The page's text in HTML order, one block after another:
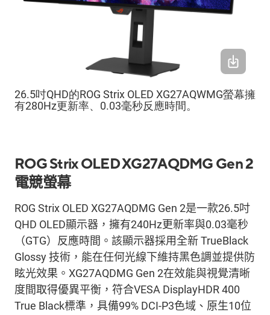
26.5吋QHD的ROG Strix OLED XG27AQWMG螢幕擁
有280Hz更新率、0.03毫秒反應時間。
ROGStrixOLED XG27AQDMG Gen 2
電競螢幕
ROG Strix OLED XG27AQDMG Gen 2是一款26.5吋
QHD OLED顯示器，擁有240Hz更新率與0.03毫秒
（GTG）反應時間。該顯示器採用全新TrueBlack
Glossy技術， 能在任何光線下維持黑色調並提供防
眩光效果。 XG27AQDMG Gen 2在效能與視覺清晰
度間取得優異平衡，符合VESA DisplayHDR400
True Black標準，具備99% DCI-P3色域、原生10位